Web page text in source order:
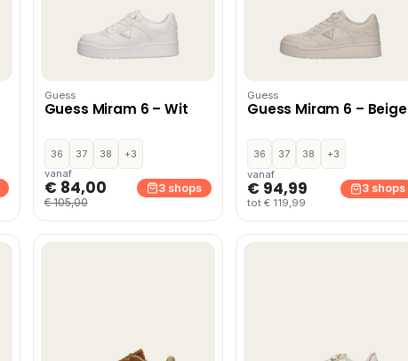
Guess
Guess Miram 6 – Wit
36 37 38
+3
vanaf
€ 84,00
€ 105,00
3 shops
Guess
Guess Miram 6 – Beige
36 37 38
+3
vanaf
€ 94,99
tot € 119,99
3 shops